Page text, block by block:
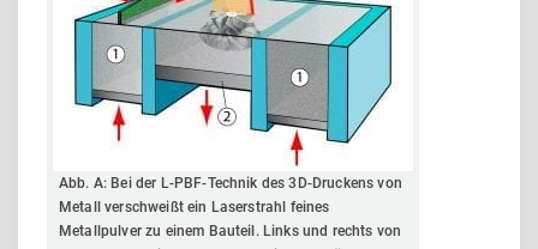
Abb. A: Bei der L-PBF-Technik des 3D-Druckens von
Metall ver­schweißt ein Laserstrahl feines
Metallpulver zu einem Bau­teil. Links und rechts von